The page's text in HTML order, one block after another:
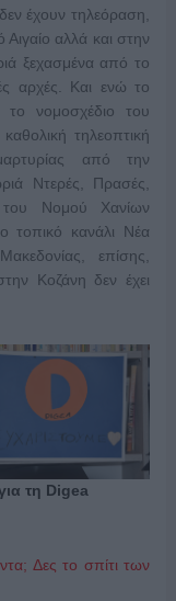
έχουν τηλεόραση,
αλλά και στην
ξεχασμένα από το
αρχές. Και ενώ το
το νομοσχέδιο του
καθολικήτηλεοπτική
από την
Ντερές, Πρασές,
Νομού Χανίων
τοπικό κανάλι Νέα
επίσης,
Κοζάνη δεν έχει
τη Digea